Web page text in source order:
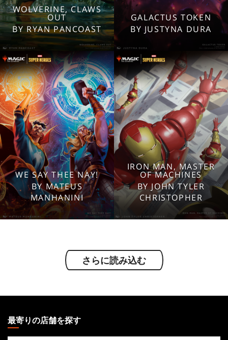
WOLVERINE, CLAWS
OUT
BY RYAN PANCOAST
2560x1600
1920x1080
1280x960
Tablet
Mobile
GALACTUS TOKEN
BY JUSTYNA DURA
2560x1600
1920x1080
1280x960
Mobile
WE SAY THEE NAY!
BY MATEUS
MANHANINI
2560x1600
1920x1080
1280x960
IRON MAN, MASTER
OF MACHINES
BY JOHN TYLER
CHRISTOPHER
2560x1600
1920x1080
1280x960
さらに読み込む
THE
GATHERING
最寄りの店舗を探す